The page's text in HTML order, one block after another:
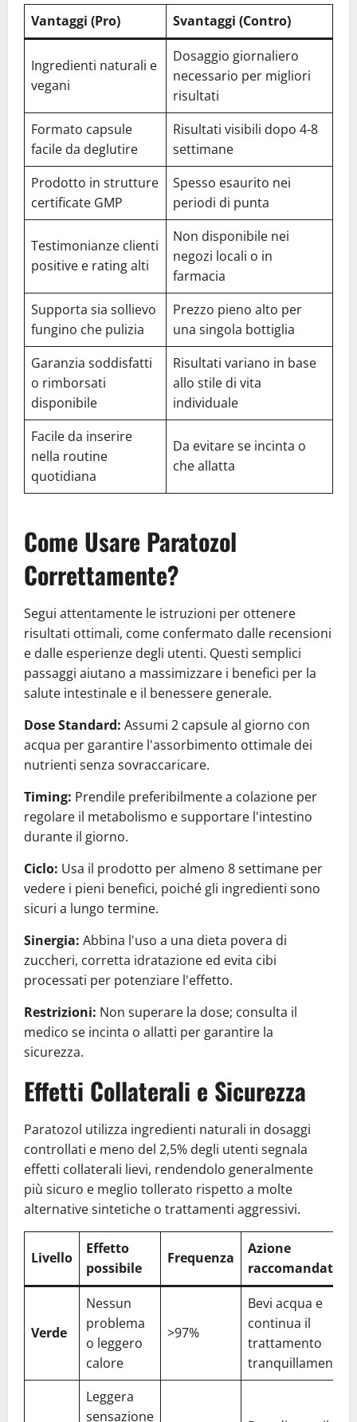
Vantaggi (Pro) Svantaggi (Contro)
Ingredienti naturali e
vegani
Dosaggio giornaliero
necessario per migliori
risultati
Formato capsule
facile da deglutire
Risultati visibili dopo 4-8
settimane
Prodotto in strutture
certificate GMP
Spesso esaurito nei
periodi di punta
Testimonianze clienti
positive e rating alti
Non disponibile nei
negozi locali o in
farmacia
Supporta sia sollievo
fungino che pulizia
Prezzo pieno alto per
una singola bottiglia
Garanzia soddisfatti
o rimborsati
disponibile
Risultati variano in base
allo stile di vita
individuale
Facile da inserire
nella routine
quotidiana
Da evitare se incinta o
che allatta
Come Usare Paratozol
Correttamente?
Segui attentamente le istruzioni per ottenere
risultati ottimali, come confermato dalle recensioni
e dalle esperienze degli utenti. Questi semplici
passaggi aiutano a massimizzare i benefici per la
salute intestinale e il benessere generale.
Dose Standard: Assumi 2 capsule al giorno con
acqua per garantire l'assorbimento ottimale dei
nutrienti senza sovraccaricare.
Timing: Prendile preferibilmente a colazione per
regolare il metabolismo e supportare l'intestino
durante il giorno.
Ciclo: Usa il prodotto per almeno 8 settimane per
vedere i pieni benefici, poiché gli ingredienti sono
sicuri a lungo termine.
Sinergia: Abbina l'uso a una dieta povera di
zuccheri, corretta idratazione ed evita cibi
processati per potenziare l'effetto.
Restrizioni: Non superare la dose; consulta il
medico se incinta o allatti per garantire la
sicurezza.
Effetti Collaterali e Sicurezza
Paratozol utilizza ingredienti naturali in dosaggi
controllati e meno del 2,5% degli utenti segnala
effetti collaterali lievi, rendendolo generalmente
più sicuro e meglio tollerato rispetto a molte
alternative sintetiche o trattamenti aggressivi.
Livello
Effetto
possibile
Frequenza
Azione
raccomandata
Verde
Nessun
problema
o leggero
calore
>97%
Bevi acqua e
continua il
trattamento
tranquillamente
Leggera
sensazione